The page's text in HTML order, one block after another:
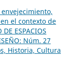
el contexto de
DE ESPACIOS
Núm. 27
Historia, Cultura